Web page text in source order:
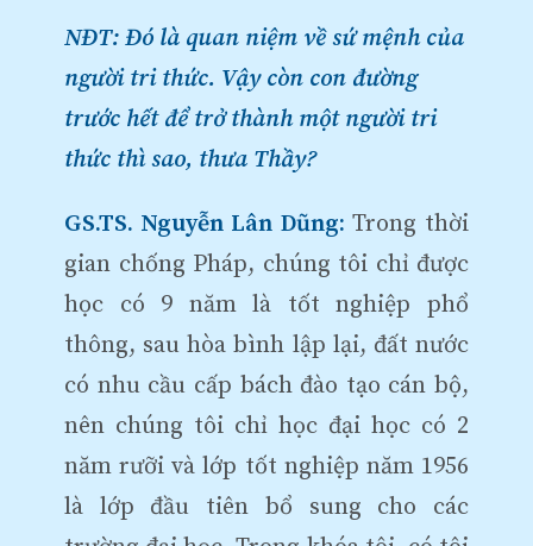
NĐT: Đó là quan niệm về sứ mệnh của
người tri thức. Vậy còn con đường
trước hết để trở thành một người tri
thức thì sao, thưa Thầy?
GS.TS. Nguyễn Lân Dũng: Trong thời
gian chống Pháp, chúng tôi chỉ được
học có 9 năm là tốt nghiệp phổ
thông, sau hòa bình lập lại, đất nước
có nhu cầu cấp bách đào tạo cán bộ,
nên chúng tôi chỉ học đại học có 2
năm rưỡi và lớp tốt nghiệp năm 1956
là lớp đầu tiên bổ sung cho các